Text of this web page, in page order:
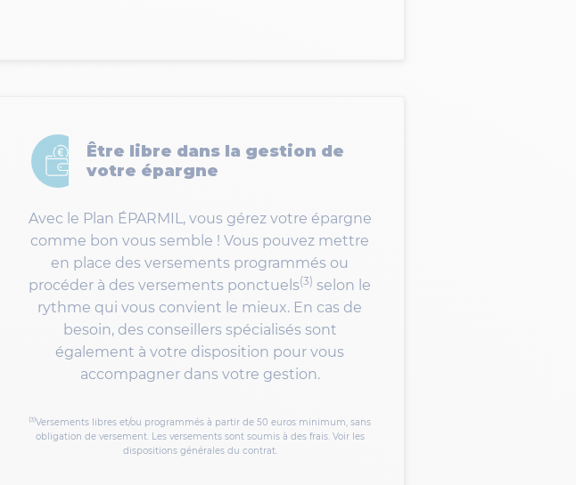
Être libre dans la gestion de
votre épargne
Avec le Plan ÉPARMIL, vous gérez votre épargne
comme bon vous semble ! Vous pouvez mettre
en place des versements programmés ou
procéder à des versements ponctuels(3) selon le
rythme qui vous convient le mieux. En cas de
besoin, des conseillers spécialisés sont
également à votre disposition pour vous
accompagner dans votre gestion.
(3)Versements libres et/ou programmés à partir de 50 euros minimum, sans
obligation de versement. Les versements sont soumis à des frais. Voir les
dispositions générales du contrat.